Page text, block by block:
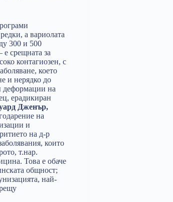
а вариолата
300 и 500
срещната за
контагиозен, с
което
и нерядко до
деформации на
ерадикиран
Дженър,
на
и
на д-р
които
т.нар.
Това е обаче
общност;
най-